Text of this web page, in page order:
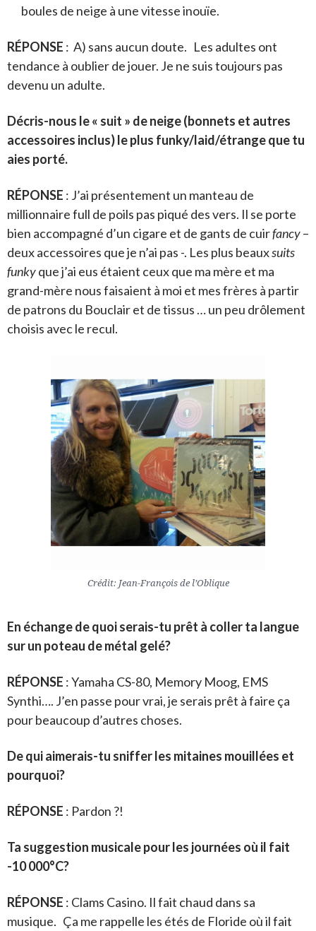
boules de neige à une vitesse inouïe.
RÉPONSE : A) sans aucun doute. Les adultes ont
tendance à oublier de jouer. Je ne suis toujours pas
devenu un adulte.
Décris-nous le « suit » de neige (bonnets et autres
accessoires inclus) le plus funky/laid/étrange que tu
aies porté.
RÉPONSE : J’ai présentement un manteau de
millionnaire full de poils pas piqué des vers. Il se porte
bien accompagné d’un cigare et de gants de cuirfancy–
deux accessoires que je n’ai pas -. Les plus beauxsuits
funkyque j’ai eus étaient ceux que ma mère et ma
grand-mère nous faisaient à moi et mes frères à partir
de patrons du Bouclair et de tissus … un peu drôlement
choisis avec le recul.
Crédit: Jean-François de l’Oblique
En échange de quoi serais-tu prêt à coller ta langue
sur un poteau de métal gelé?
RÉPONSE : Yamaha CS-80, Memory Moog, EMS
Synthi…. J’en passe pour vrai, je serais prêt à faire ça
pour beaucoup d’autres choses.
De qui aimerais-tu sniffer les mitaines mouillées et
pourquoi?
RÉPONSE : Pardon ?!
Ta suggestion musicale pour les journées où il fait
-10 000°C?
RÉPONSE : Clams Casino. Il fait chaud dans sa
musique. Ça me rappelle les étés de Floride où il fait